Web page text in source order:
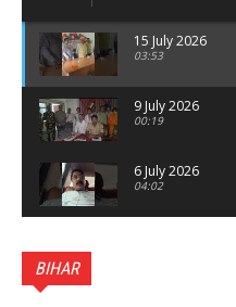
15 July 2026
03:53
9 July 2026
00:19
6 July 2026
04:02
BIHAR